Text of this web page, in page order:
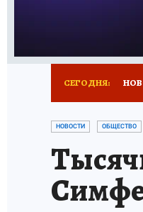
СЕГОДНЯ:
НОВОСТИ ОБЩЕСТВО